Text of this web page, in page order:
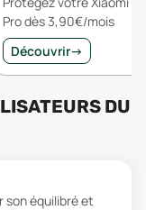
Pro dès 3,90€/mois
Découvrir→
DU
son équilibré et